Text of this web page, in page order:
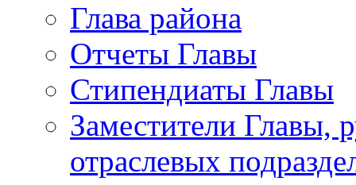
Глава района
Отчеты Главы
Стипендиаты Главы
Заместители Главы,
отраслевых